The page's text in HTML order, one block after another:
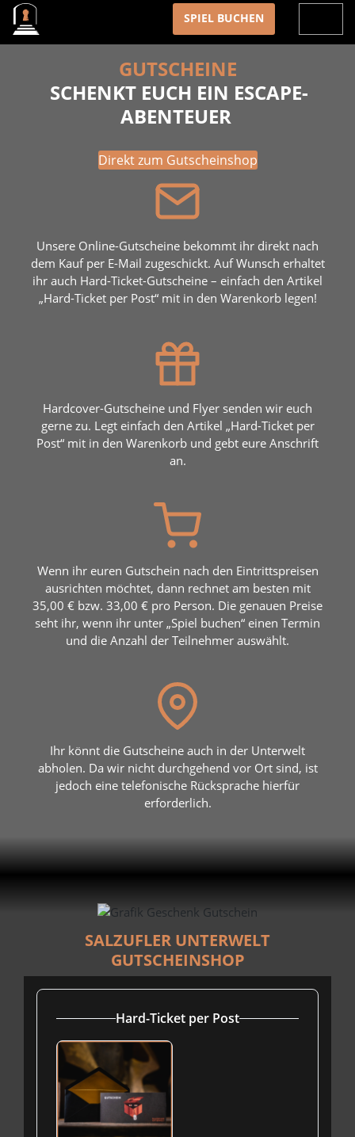
Salzufler Unterwelt, Escape Rooms Bad Salzuflen
SPIEL BUCHEN
GUTSCHEINE
SCHENKT EUCH EIN ESCAPE-
ABENTEUER
Direkt zum Gutscheinshop
Unsere Online-Gutscheine bekommt ihr direkt nach
dem Kauf per E-Mail zugeschickt. Auf Wunsch erhaltet
ihr auch Hard-Ticket-Gutscheine – einfach den Artikel
„Hard-Ticket per Post“ mit in den Warenkorb legen!
Hardcover-Gutscheine und Flyer senden wir euch
gerne zu. Legt einfach den Artikel „Hard-Ticket per
Post“ mit in den Warenkorb und gebt eure Anschrift
an.
Wenn ihr euren Gutschein nach den Eintrittspreisen
ausrichten möchtet, dann rechnet am besten mit
35,00 € bzw. 33,00 € pro Person. Die genauen Preise
seht ihr, wenn ihr unter „Spiel buchen“ einen Termin
und die Anzahl der Teilnehmer auswählt.
Ihr könnt die Gutscheine auch in der Unterwelt
abholen. Da wir nicht durchgehend vor Ort sind, ist
jedoch eine telefonische Rücksprache hierfür
erforderlich.
SALZUFLER UNTERWELT
GUTSCHEINSHOP